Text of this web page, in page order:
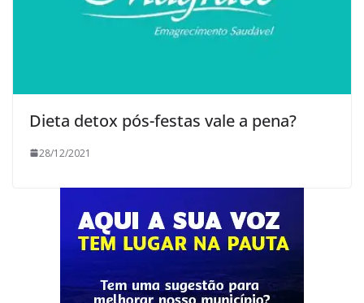
Dieta detox pós-festas vale a pena?
28/12/2021